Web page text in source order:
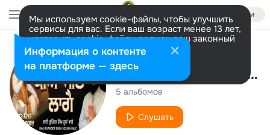
Войти
Мы используем cookie-файлы, чтобы улучшить
сервисы для вас. Если ваш возраст менее 13 лет,
настроить cookie-файлы должен ваш законный
представитель. Больше информации
Разрешить все Настроить
Исполнитель
Bhai Rupinder Singh Ji (Soosan Wale
5 альбомов
Слушать
Информация о контенте
на платформе — здесь